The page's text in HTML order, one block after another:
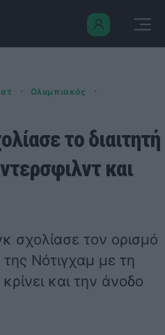
· Ολυμπιακός ·
το διαιτητή
και
σχολίασε τον ορισμό
της Νότιγχαμ με τη
και την άνοδο